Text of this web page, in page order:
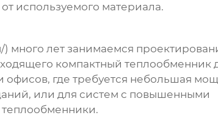
используемого материала.
лет занимаемся
компактный теплообменник
где требуется небольшая
или для систем с повышенными
теплообменники.